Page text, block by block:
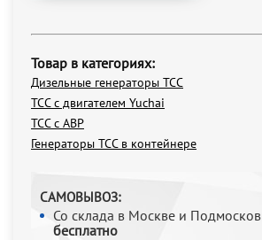
Товар в категориях:
Дизельные генераторы ТСС
ТСС с двигателем Yuchai
ТСС с АВР
Генераторы ТСС в контейнере
САМОВЫВОЗ:
Со склада в Москве и
бесплатно